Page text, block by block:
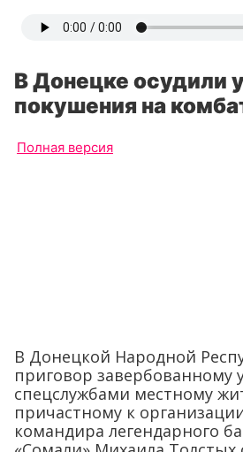
В Донецке осудили
покушения на
Полная версия
В Донецкой Народной
приговор завербованному
спецслужбами местному
причастному к
командира легендарного